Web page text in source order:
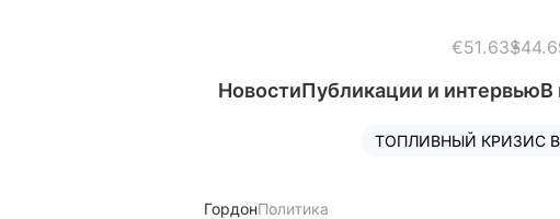
€51.63
НовостиПубликации и интервьюВ
ТОПЛИВНЫЙ КРИЗИС
ГордонПолитика